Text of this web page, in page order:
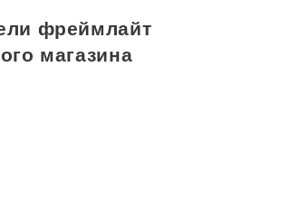
фреймлайт
магазина